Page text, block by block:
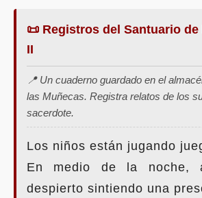
📜 Registros del Santuario
II
📍 Un cuaderno guardado en el
las Muñecas. Registra relatos de los
sacerdote.
Los niños están jugando
En medio de la noche,
despierto sintiendo una